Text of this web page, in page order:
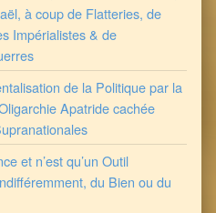
à coup de Flatteries, de
Impérialistes & de
de la Politique par la
Apatride cachée
et n’est qu’un Outil
du Bien ou du